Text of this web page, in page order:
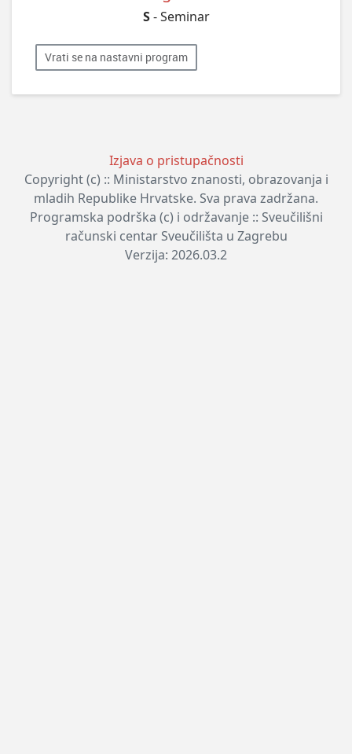
S- Seminar
Vrati se na nastavni program
Izjava o pristupačnosti
Copyright (c) :: Ministarstvo znanosti, obrazovanja i
mladih Republike Hrvatske. Sva prava zadržana.
Programska podrška (c) i održavanje :: Sveučilišni
računski centar Sveučilišta u Zagrebu
Verzija: 2026.03.2